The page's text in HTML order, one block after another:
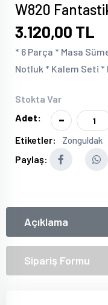
W820
3.120,00 TL
* 6 Parça * Masa
Notluk * Kalem Seti *
Stokta Var
Adet:
-
Etiketler: Zonguldak
Paylaş:
Açıklama
Sipariş Formu